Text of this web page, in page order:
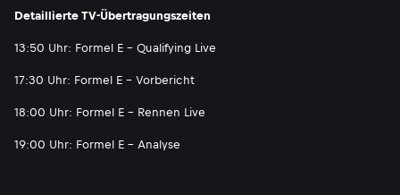
Detaillierte TV-Übertragungszeiten
13:50 Uhr: Formel E - Qualifying Live
17:30 Uhr: Formel E - Vorbericht
18:00 Uhr: Formel E - Rennen Live
19:00 Uhr: Formel E - Analyse